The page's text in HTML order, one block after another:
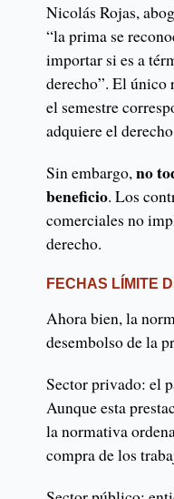
Nicolás Rojas,
“la prima se
importar si es a
derecho”. El único
el semestre
adquiere el
Sin embargo,no
beneficio. Los
comerciales no
derecho.
FECHAS LÍMITE
Ahora bien, la
desembolso de la
Sector privado: el
Aunque esta
la normativa
compra de los